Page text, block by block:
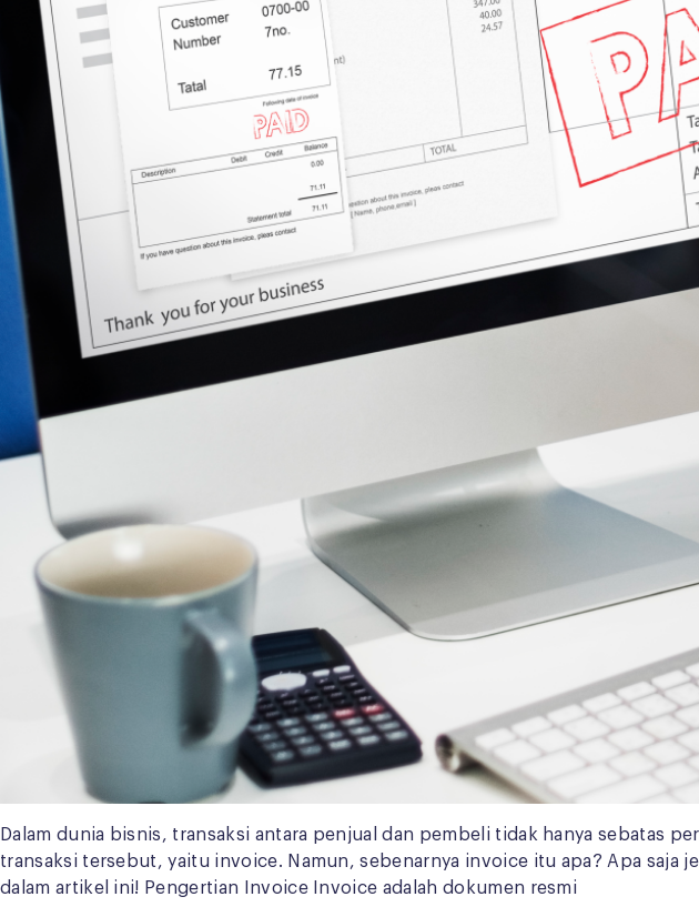
Dalam dunia bisnis, transaksi antara penjual dan pembeli tidak hanya sebatas
transaksi tersebut, yaitu invoice. Namun, sebenarnya invoice itu apa? Apa saja
dalam artikel ini! Pengertian Invoice Invoice adalah dokumen resmi